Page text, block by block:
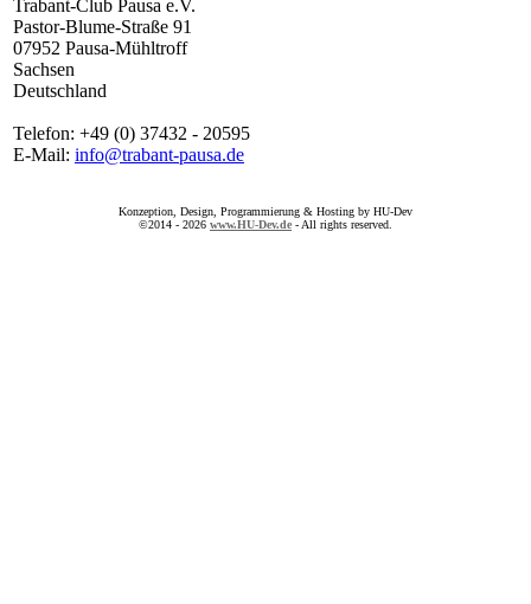
Trabant-Club Pausa e.V.
Pastor-Blume-Straße 91
07952 Pausa-Mühltroff
Sachsen
Deutschland
Telefon: +49 (0) 37432 - 20595
E-Mail: info@trabant-pausa.de
Konzeption, Design, Programmierung & Hosting by HU-Dev
©2014 - 2026 www.HU-Dev.de - All rights reserved.